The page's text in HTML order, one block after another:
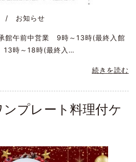
/ お知らせ
午前中営業 9時～13時(最終入館
時～18時(最終入…
続きを読む
プレート料理付ケ